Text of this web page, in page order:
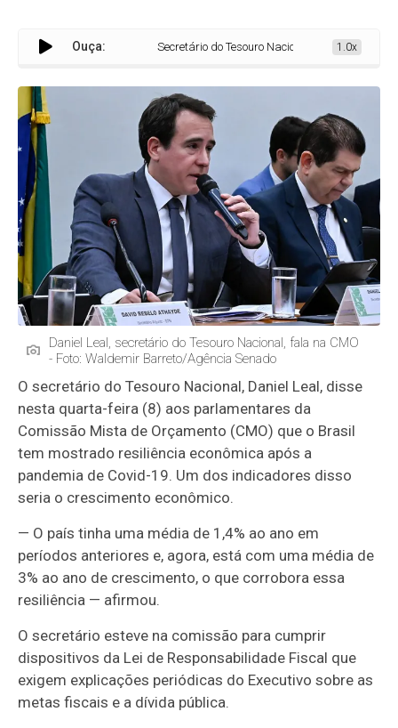
Ouça: Secretário do Tesouro Nacional destaca1.0x
Daniel Leal, secretário do Tesouro Nacional, fala na CMO
- Foto: Waldemir Barreto/Agência Senado
O secretário do Tesouro Nacional, Daniel Leal, disse
nesta quarta-feira (8) aos parlamentares da
Comissão Mista de Orçamento (CMO) que o Brasil
tem mostrado resiliência econômica após a
pandemia de Covid-19. Um dos indicadores disso
seria o crescimento econômico.
— O país tinha uma média de 1,4% ao ano em
períodos anteriores e, agora, está com uma média de
3% ao ano de crescimento, o que corrobora essa
resiliência — afirmou.
O secretário esteve na comissão para cumprir
dispositivos da Lei de Responsabilidade Fiscal que
exigem explicações periódicas do Executivo sobre as
metas fiscais e a dívida pública.